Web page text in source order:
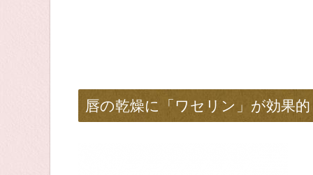
唇の乾燥に「ワセリン」が効果的